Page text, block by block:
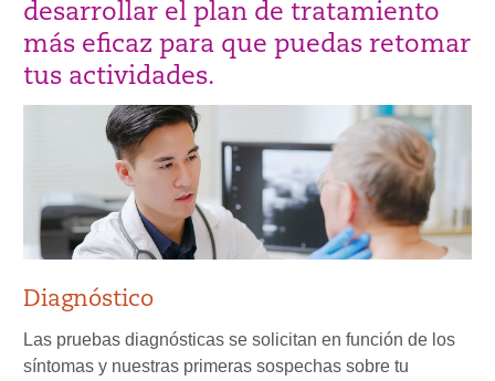
desarrollar el plan de tratamiento
más eficaz para que puedas retomar
tus actividades.
Diagnóstico
Las pruebas diagnósticas se solicitan en función de los
síntomas y nuestras primeras sospechas sobre tu